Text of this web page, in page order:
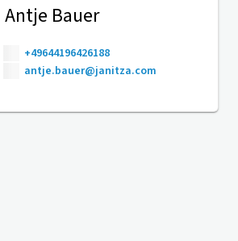
Antje Bauer
+49644196426188
antje.bauer@janitza.com